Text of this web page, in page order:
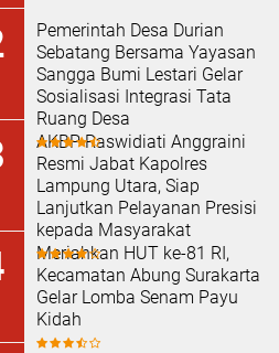
Pemerintah Desa Durian
Sebatang Bersama Yayasan
Sangga Bumi Lestari Gelar
Sosialisasi Integrasi Tata
Ruang Desa
AKBP Raswidiati Anggraini
Resmi Jabat Kapolres
Lampung Utara, Siap
Lanjutkan Pelayanan Presisi
kepada Masyarakat
Meriahkan HUT ke-81 RI,
Kecamatan Abung Surakarta
Gelar Lomba Senam Payu
Kidah